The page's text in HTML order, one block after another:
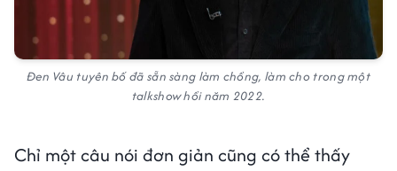
Đen Vâu tuyên bố đã sẵn sàng làm chồng, làm cho trong một
talkshow hồi năm 2022.
Chỉ một câu nói đơn giản cũng có thể thấy